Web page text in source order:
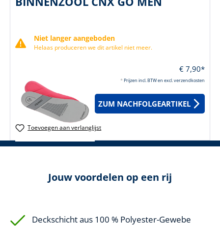
Niet langer aangeboden
Helaas produceren we dit artikel niet meer.
€ 7,90*
*Prijzen incl. BTW en excl. verzendkosten
ZUM NACHFOLGEARTIKEL
Toevoegen aan verlanglijst
Jouw voordelen op een rij
Deckschicht aus 100 % Polyester-Gewebe